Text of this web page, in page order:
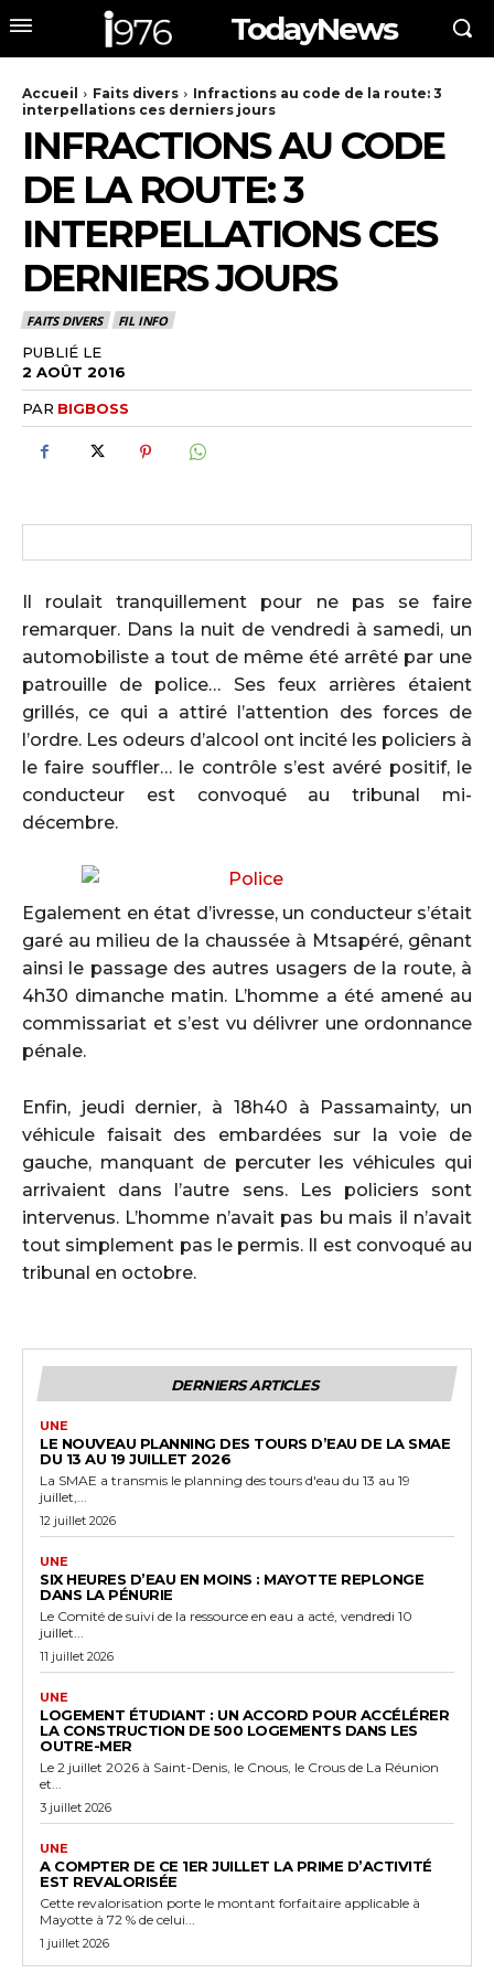
TodayNews
Accueil Faits divers
Infractions au code de la route: 3
interpellations ces derniers jours
INFRACTIONS AU CODE
DE LA ROUTE: 3
INTERPELLATIONS CES
DERNIERS JOURS
FAITS DIVERS FIL INFO
PUBLIÉ LE
2 AOÛT 2016
PAR BIGBOSS
Il roulait tranquillement pour ne pas se faire
remarquer. Dans la nuit de vendredi à samedi, un
automobiliste a tout de même été arrêté par une
patrouille de police… Ses feux arrières étaient
grillés, ce qui a attiré l’attention des forces de
l’ordre. Les odeurs d’alcool ont incité les policiers à
le faire souffler… le contrôle s’est avéré positif, le
conducteur est convoqué au tribunal mi-
décembre.
Egalement en état d’ivresse, un conducteur s’était
garé au milieu de la chaussée à Mtsapéré, gênant
ainsi le passage des autres usagers de la route, à
4h30 dimanche matin. L’homme a été amené au
commissariat et s’est vu délivrer une ordonnance
pénale.
Enfin, jeudi dernier, à 18h40 à Passamainty, un
véhicule faisait des embardées sur la voie de
gauche, manquant de percuter les véhicules qui
arrivaient dans l’autre sens. Les policiers sont
intervenus. L’homme n’avait pas bu mais il n’avait
tout simplement pas le permis. Il est convoqué au
tribunal en octobre.
DERNIERS ARTICLES
UNE
LE NOUVEAU PLANNING DES TOURS D’EAU DE LA SMAE
DU 13 AU 19 JUILLET 2026
La SMAE a transmis le planning des tours d'eau du 13 au 19
juillet,...
12 juillet 2026
UNE
SIX HEURES D’EAU EN MOINS : MAYOTTE REPLONGE
DANS LA PÉNURIE
Le Comité de suivi de la ressource en eau a acté, vendredi 10
juillet...
11 juillet 2026
UNE
LOGEMENT ÉTUDIANT : UN ACCORD POUR ACCÉLÉRER
LA CONSTRUCTION DE 500 LOGEMENTS DANS LES
OUTRE-MER
Le 2 juillet 2026 à Saint-Denis, le Cnous, le Crous de La Réunion
et...
3 juillet 2026
UNE
A COMPTER DE CE 1ER JUILLET LA PRIME D’ACTIVITÉ
EST REVALORISÉE
Cette revalorisation porte le montant forfaitaire applicable à
Mayotte à 72 % de celui...
1 juillet 2026